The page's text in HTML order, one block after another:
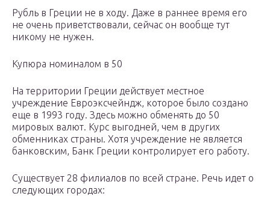
Рубль в Греции не в ходу. Даже в раннее время его
не очень приветствовали, сейчас он вообще тут
никому не нужен.
Купюра номиналом в 50
На территории Греции действует местное
учреждение Евроэксчейндж, которое было создано
еще в 1993 году. Здесь можно обменять до 50
мировых валют. Курс выгодней, чем в других
обменниках страны. Хотя учреждение не является
банковским, Банк Греции контролирует его работу.
Существует 28 филиалов по всей стране. Речь идет о
следующих городах: